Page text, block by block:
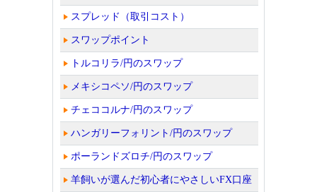
スプレッド（取引コスト）
スワップポイント
トルコリラ/円のスワップ
メキシコペソ/円のスワップ
チェココルナ/円のスワップ
ハンガリーフォリント/円のスワップ
ポーランドズロチ/円のスワップ
羊飼いが選んだ初心者にやさしいFX口座